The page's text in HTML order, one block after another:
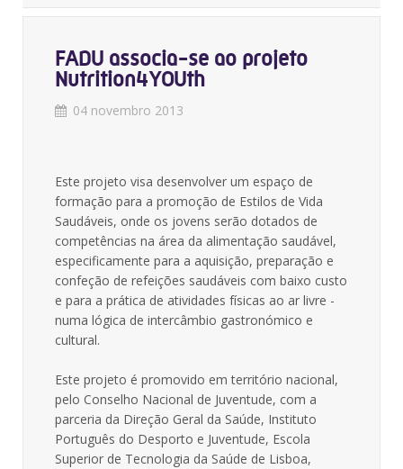
FADU associa-se ao projeto
Nutrition4YOUth
04 novembro 2013
Este projeto visa desenvolver um espaço de
formação para a promoção de Estilos de Vida
Saudáveis, onde os jovens serão dotados de
competências na área da alimentação saudável,
especificamente para a aquisição, preparação e
confeção de refeições saudáveis com baixo custo
e para a prática de atividades físicas ao ar livre -
numa lógica de intercâmbio gastronómico e
cultural.
Este projeto é promovido em território nacional,
pelo Conselho Nacional de Juventude, com a
parceria da Direção Geral da Saúde, Instituto
Português do Desporto e Juventude, Escola
Superior de Tecnologia da Saúde de Lisboa,